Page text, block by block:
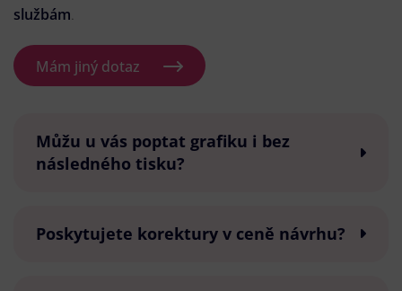
službám.
Mám jiný dotaz
Můžu u vás poptat grafiku i bez
následného tisku?
Poskytujete korektury v ceně návrhu?